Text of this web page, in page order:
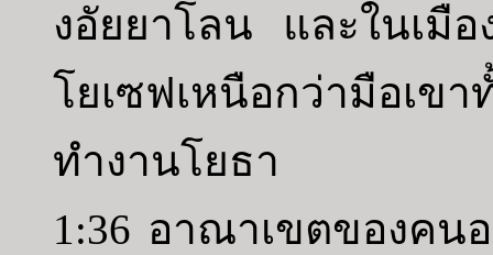
งอัยยาโลน และในเมื
โยเซฟเหนือกว่ามือเ
ทำงานโยธา
1:36 อาณาเขตของคน